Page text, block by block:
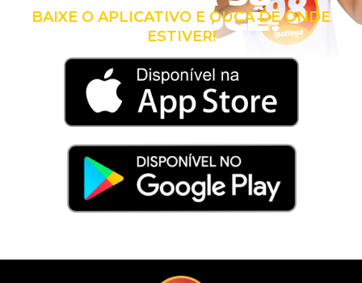
COM VOCÊ!
BAIXE O APLICATIVO E OUÇA DE ONDE
ESTIVER!